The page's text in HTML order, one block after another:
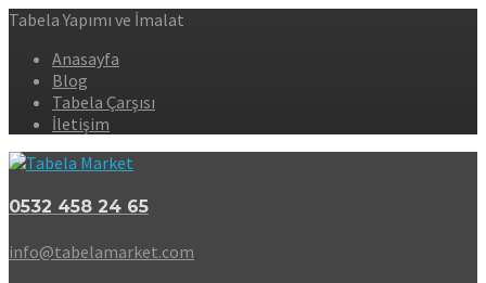
Tabela Yapımı ve İmalat
Anasayfa
Blog
Tabela Çarşısı
İletişim
0532 458 24 65
info@tabelamarket.com